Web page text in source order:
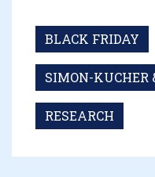
BLACK FRIDAY
SIMON-KUCHER
RESEARCH